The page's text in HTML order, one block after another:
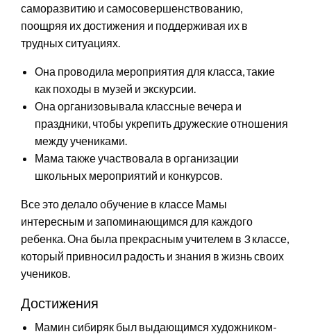
саморазвитию и самосовершенствованию,
поощряя их достижения и поддерживая их в
трудных ситуациях.
Она проводила мероприятия для класса, такие
как походы в музей и экскурсии.
Она организовывала классные вечера и
праздники, чтобы укрепить дружеские отношения
между учениками.
Мама также участвовала в организации
школьных мероприятий и конкурсов.
Все это делало обучение в классе Мамы
интересным и запоминающимся для каждого
ребенка. Она была прекрасным учителем в 3 классе,
который привносил радость и знания в жизнь своих
учеников.
Достижения
Мамин сибиряк был выдающимся художником-